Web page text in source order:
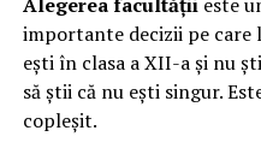
activ și cum să își
nevoile, creând
deschidere.
Reducerea
importante decizii pe care
ești în clasa a XII-a și nu
să știi că nu ești singur.
copleșit.